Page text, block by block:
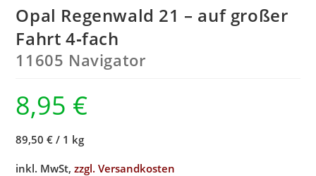
Opal Regenwald 21 – auf großer
Fahrt 4‑fach
11605 Navigator
8,95 €
89,50 € / 1 kg
inkl. MwSt,zzgl. Versandkosten